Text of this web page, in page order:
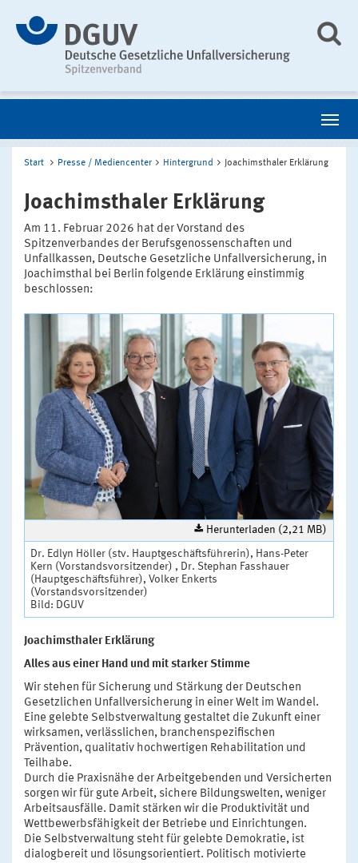
Start Presse / Mediencenter Hintergrund Joachimsthaler Erklärung
Joachimsthaler Erklärung
Am 11. Februar 2026 hat der Vorstand des
Spitzenverbandes der Berufsgenossenschaften und
Unfallkassen, Deutsche Gesetzliche Unfallversicherung, in
Joachimsthal bei Berlin folgende Erklärung einstimmig
beschlossen:
Herunterladen (2,21 MB)
Dr. Edlyn Höller (stv. Hauptgeschäftsführerin), Hans-Peter
Kern (Vorstandsvorsitzender) , Dr. Stephan Fasshauer
(Hauptgeschäftsführer), Volker Enkerts
(Vorstandsvorsitzender)
Bild: DGUV
Joachimsthaler Erklärung
Alles aus einer Hand und mit starker Stimme
Wir stehen für Sicherung und Stärkung der Deutschen
Gesetzlichen Unfallversicherung in einer Welt im Wandel.
Eine gelebte Selbstverwaltung gestaltet die Zukunft einer
wirksamen, verlässlichen, branchenspezifischen
Prävention, qualitativ hochwertigen Rehabilitation und
Teilhabe.
Durch die Praxisnähe der Arbeitgebenden und Versicherten
sorgen wir für gute Arbeit, sichere Bildungswelten, weniger
Arbeitsausfälle. Damit stärken wir die Produktivität und
Wettbewerbsfähigkeit der Betriebe und Einrichtungen.
Die Selbstverwaltung steht für gelebte Demokratie, ist
dialogbereit und lösungsorientiert. Politisch motivierte